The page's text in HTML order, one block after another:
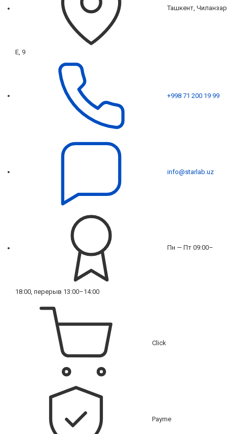
Ташкент, Чиланзар
Е, 9
+998 71 200 19 99
info@starlab.uz
Пн — Пт 09:00–
18:00, перерыв 13:00–14:00
Click
Payme